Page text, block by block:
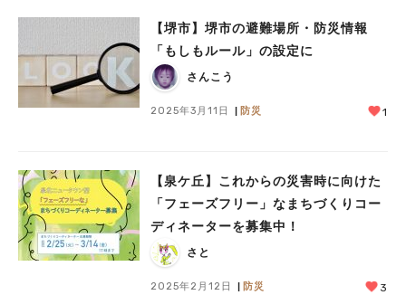
【堺市】堺市の避難場所・防災情報
「もしもルール」の設定に
さんこう
2025年3月11日 防災 1
【泉ケ丘】これからの災害時に向けた
「フェーズフリー」なまちづくりコー
ディネーターを募集中！
さと
2025年2月12日 防災 3